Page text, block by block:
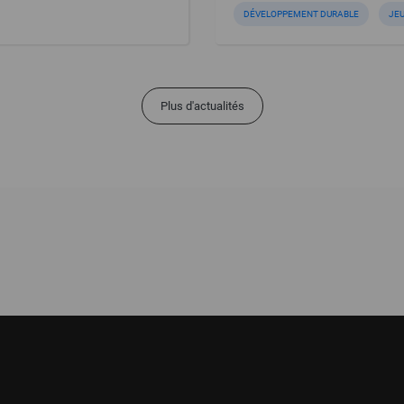
DÉVELOPPEMENT DURABLE
Plus d'actualités